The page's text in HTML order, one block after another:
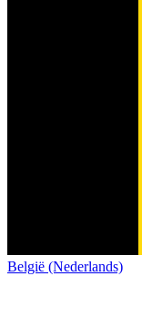
België (Nederlands)